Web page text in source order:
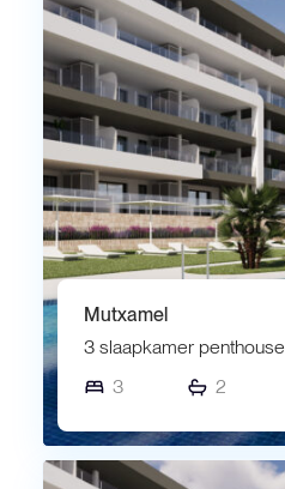
Mutxamel
3 slaapkamer penthouse
3
2